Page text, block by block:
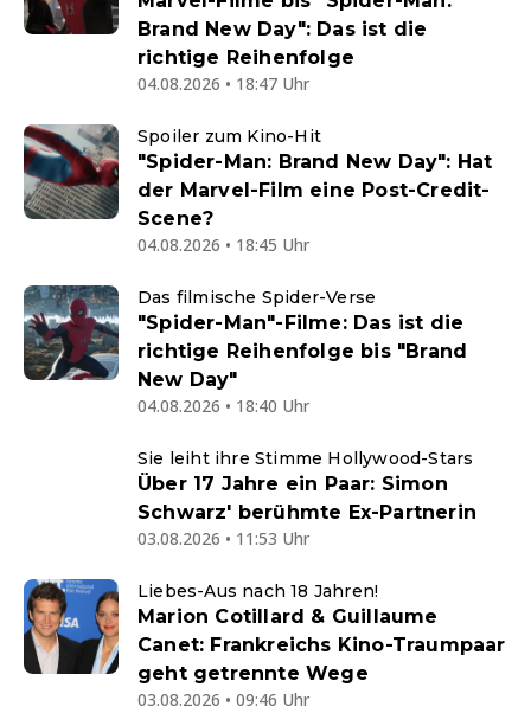
Brand New Day": Das ist die
richtige Reihenfolge
04.08.2026 • 18:47 Uhr
Spoiler zum Kino-Hit
"Spider-Man: Brand New Day": Hat
der Marvel-Film eine Post-Credit-
Scene?
04.08.2026 • 18:45 Uhr
Das filmische Spider-Verse
"Spider-Man"-Filme: Das ist die
richtige Reihenfolge bis "Brand
New Day"
04.08.2026 • 18:40 Uhr
Sie leiht ihre Stimme Hollywood-Stars
Über 17 Jahre ein Paar: Simon
Schwarz' berühmte Ex-Partnerin
03.08.2026 • 11:53 Uhr
Liebes-Aus nach 18 Jahren!
Marion Cotillard & Guillaume
Canet: Frankreichs Kino-Traumpaar
geht getrennte Wege
03.08.2026 • 09:46 Uhr